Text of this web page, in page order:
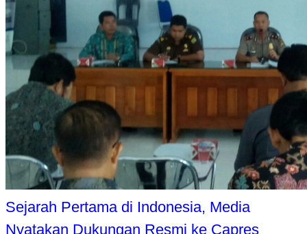
Sejarah Pertama di Indonesia, Media
Nyatakan Dukungan Resmi ke Capres